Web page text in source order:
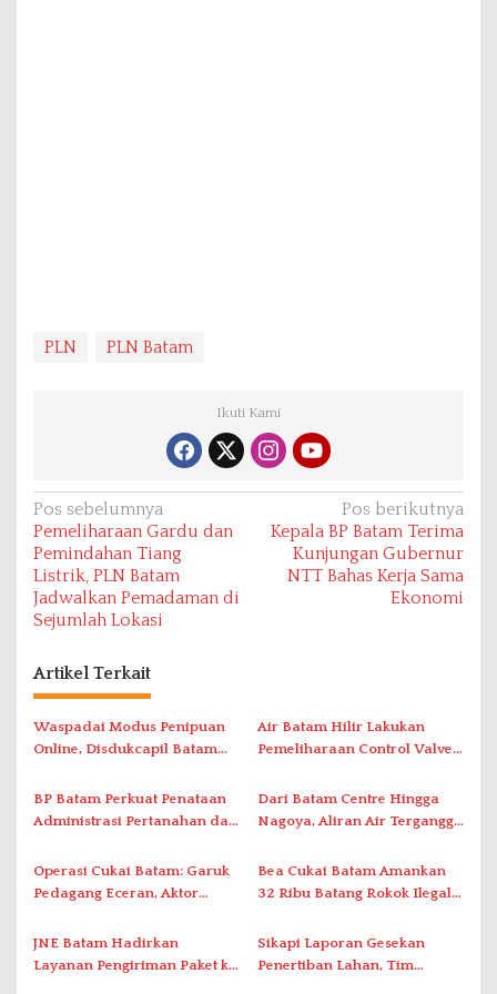
PLN PLN Batam
Ikuti Kami
N
a
v
i
a
s
i
p
o
s
Pos sebelumnya
Pemeliharaan Gardu dan
Pemindahan Tiang
Listrik, PLN Batam
Jadwalkan Pemadaman di
Sejumlah Lokasi
Pos berikutnya
Kepala BP Batam Terima
Kunjungan Gubernur
NTT Bahas Kerja Sama
Ekonomi
Artikel Terkait
Waspadai Modus Penipuan
Online, Disdukcapil Batam
Tatap Muka
Air Batam Hilir Lakukan
Pemeliharaan Control Valve,
BP Batam Perkuat Penataan
Administrasi Pertanahan dan
Dari Batam Centre Hingga
Nagoya, Aliran Air Terganggu
Duriangkang
Operasi Cukai Batam: Garuk
Pedagang Eceran, Aktor
Tersentuh?
Bea Cukai Batam Amankan
32 Ribu Batang Rokok Ilegal
JNE Batam Hadirkan
Layanan Pengiriman Paket ke
Sikapi Laporan Gesekan
Penertiban Lahan, Tim